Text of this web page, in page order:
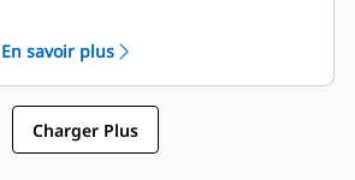
durée de service de l'attache. Cela
rend l'attache rapide parfaitement
adaptée aux applications telles que le
rippage et la charge, la démolition
ainsi que dans les carrières.
En savoir plus
Charger Plus